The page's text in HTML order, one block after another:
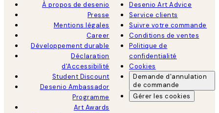
À propos de desenio
Presse
Mentions légales
Career
Développement durable
Déclaration
d'Accessibilité
Student Discount
Desenio Ambassador
Programme
Art Awards
Desenio Art Advice
Service clients
Suivre votre commande
Conditions de ventes
Politique de
confidentialité
Cookies
Demande d'annulation
de commande
Gérer les cookies